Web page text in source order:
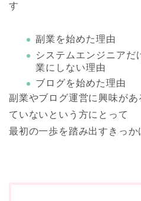
す
副業を始めた理由
システムエンジニアだ
業にしない理由
ブログを始めた理由
副業やブログ運営に興味が
ていない という方にとって
最初の一歩を踏み出すきっ